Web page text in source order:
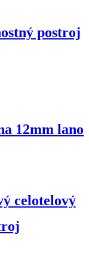
postroj
12mm lano
celotelový